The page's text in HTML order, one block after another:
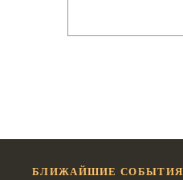
БЛИЖАЙШИЕ СОБЫТИЯ